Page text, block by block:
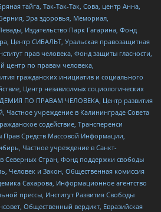
тайга, Так-Так-Так, Сова, центр Анна,
Эра здоровья, Мемориал,
Издательство Парк Гагарина, Фонд
Центр СИБАЛЬТ, Уральская правозащитная
прав человека, Фонд защиты гласности,
центр по правам человека,
гражданских инициатив и социального
Центр независимых социологических
ПО ПРАВАМ ЧЕЛОВЕКА, Центр развития
Частное учреждение в Калининграде Совета
содействие, Трансперенси
Средств Массовой Информации,
Частное учреждение в Санкт-
Северных Стран, Фонд поддержки свободы
Человек и Закон, Общественная комиссия
Сахарова, Информационное агентство
прессы, Институт Развития Свободы
Общественный вердикт, Евразийская